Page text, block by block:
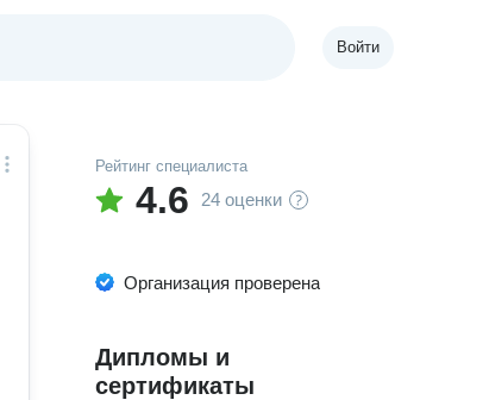
Войти
Рейтинг специалиста
4.6 24 оценки
Организация проверена
Дипломы и
сертификаты